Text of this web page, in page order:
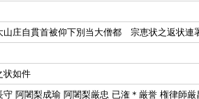
大山庄自貫首被仰下別当大僧都 宗恵状之
状如件
守 阿闍梨成瑜 阿闍梨厳忠 已潅＊厳誉 権律師